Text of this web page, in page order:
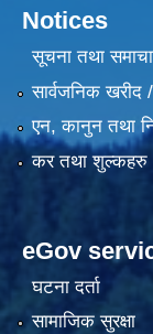
Notices
सूचना तथा
सार्वजनिक खरीद
एन, कानुन तथा
कर तथा शुल्कहरु
eGov
घटना दर्ता
सामाजिक सुरक्षा